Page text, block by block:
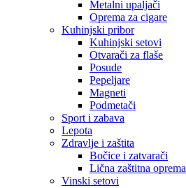
Metalni upaljači
Oprema za cigare
Kuhinjski pribor
Kuhinjski setovi
Otvarači za flaše
Posude
Pepeljare
Magneti
Podmetači
Sport i zabava
Lepota
Zdravlje i zaštita
Bočice i zatvarači
Lična zaštitna oprema
Vinski setovi